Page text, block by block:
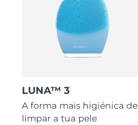
LUNA™ 3
A forma mais higiénica de
limpar a tua pele